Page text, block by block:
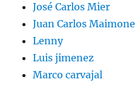
José Carlos Mier
Juan Carlos Maimone
Lenny
Luis jimenez
Marco carvajal